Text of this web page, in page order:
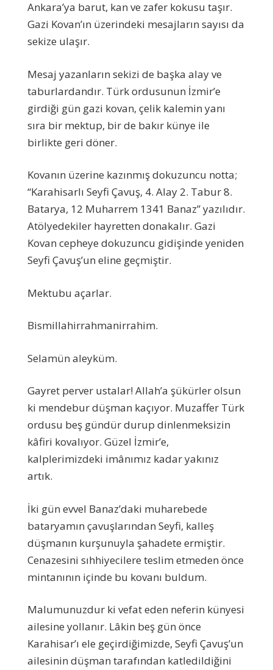
Ankara’ya barut, kan ve zafer kokusu taşır.
Gazi Kovan’ın üzerindeki mesajların sayısı da
sekize ulaşır.
Mesaj yazanların sekizi de başka alay ve
taburlardandır. Türk ordusunun İzmir’e
girdiği gün gazi kovan, çelik kalemin yanı
sıra bir mektup, bir de bakır künye ile
birlikte geri döner.
Kovanın üzerine kazınmış dokuzuncu notta;
“Karahisarlı Seyfi Çavuş, 4. Alay 2. Tabur 8.
Batarya, 12 Muharrem 1341 Banaz” yazılıdır.
Atölyedekiler hayretten donakalır. Gazi
Kovan cepheye dokuzuncu gidişinde yeniden
Seyfi Çavuş’un eline geçmiştir.
Mektubu açarlar.
Bismillahirrahmanirrahim.
Selamün aleyküm.
Gayret perver ustalar! Allah’a şükürler olsun
ki mendebur düşman kaçıyor. Muzaffer Türk
ordusu beş gündür durup dinlenmeksizin
kâfiri kovalıyor. Güzel İzmir’e,
kalplerimizdeki imânımız kadar yakınız
artık.
İki gün evvel Banaz’daki muharebede
bataryamın çavuşlarından Seyfi, kalleş
düşmanın kurşunuyla şahadete ermiştir.
Cenazesini sıhhiyecilere teslim etmeden önce
mintanının içinde bu kovanı buldum.
Malumunuzdur ki vefat eden neferin künyesi
ailesine yollanır. Lâkin beş gün önce
Karahisar’ı ele geçirdiğimizde, Seyfi Çavuş’un
ailesinin düşman tarafından katledildiğini